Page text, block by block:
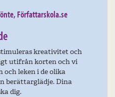
kreativitet och
utifrån korten och vi
och leken i de olika
berättarglädje. Dina
dig.